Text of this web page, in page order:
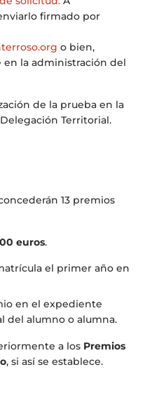
firmado por
o bien,
la administración del
de la prueba en la
Territorial.
13 premios
euros.
el primer año en
en el expediente
del alumno o alumna.
a los Premios
, si así se establece.